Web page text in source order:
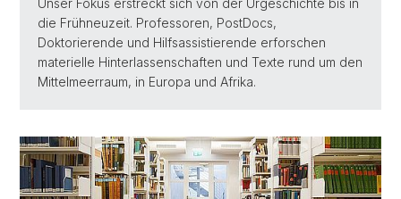
die Frühneuzeit. Professoren, PostDocs,
Doktorierende und Hilfsassistierende erforschen
materielle Hinterlassenschaften und Texte rund um den
Mittelmeerraum, in Europa und Afrika.